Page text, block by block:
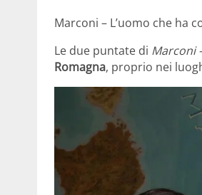
Marconi – L’uomo che ha
Le due puntate di Marconi
Romagna, proprio nei